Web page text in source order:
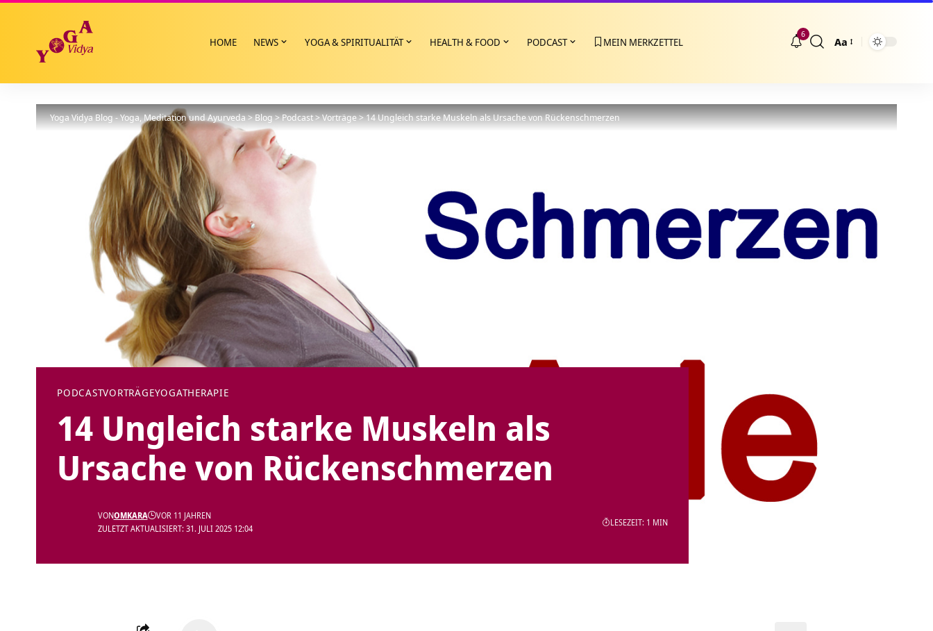
HOME NEWS YOGA & SPIRITUALITÄT HEALTH & FOOD PODCAST MEIN MERKZETTEL
6
Größenänderung
Aa
Yoga Vidya Blog - Yoga, Meditation und Ayurveda>Blog>Podcast>Vorträge>14 Ungleich starke Muskeln als Ursache von Rückenschmerzen
PODCASTVORTRÄGEYOGATHERAPIE
14 Ungleich starke Muskeln als
Ursache von Rückenschmerzen
ZULETZT AKTUALISIERT: 31. JULI 2025 12:04
VONOMKARA VOR 11 JAHREN
LESEZEIT: 1 MIN